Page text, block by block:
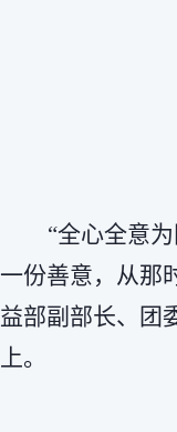
“全心全意
一份善意，从那
益部副部长、团
上。